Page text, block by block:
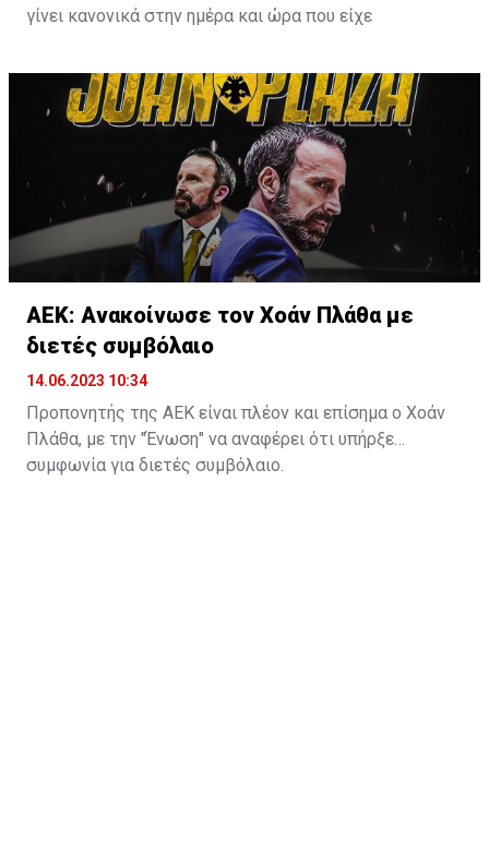
γίνει κανονικά στην ημέρα και ώρα που είχε
ΑΕΚ: Ανακοίνωσε τον Χοάν Πλάθα με
διετές συμβόλαιο
14.06.2023 10:34
Προπονητής της ΑΕΚ είναι πλέον και επίσημα ο Χοάν
Πλάθα, με την "Ένωση" να αναφέρει ότι υπήρξε
συμφωνία για διετές συμβόλαιο.